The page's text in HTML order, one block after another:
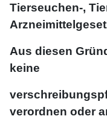
Tierseuchen-,
Aus diesen
keine
verordnen oder